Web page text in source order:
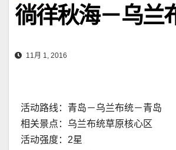
徜徉秋海－乌兰
11月 1, 2016
活动路线：青岛－乌兰布统－青岛
相关景点：乌兰布统草原核心区
活动强度：2星